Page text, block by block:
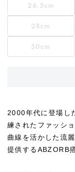
26.5cm
28cm
30cm
2000年代に登場し
練されたファッシ
曲線を活かした流
提供するABZORB